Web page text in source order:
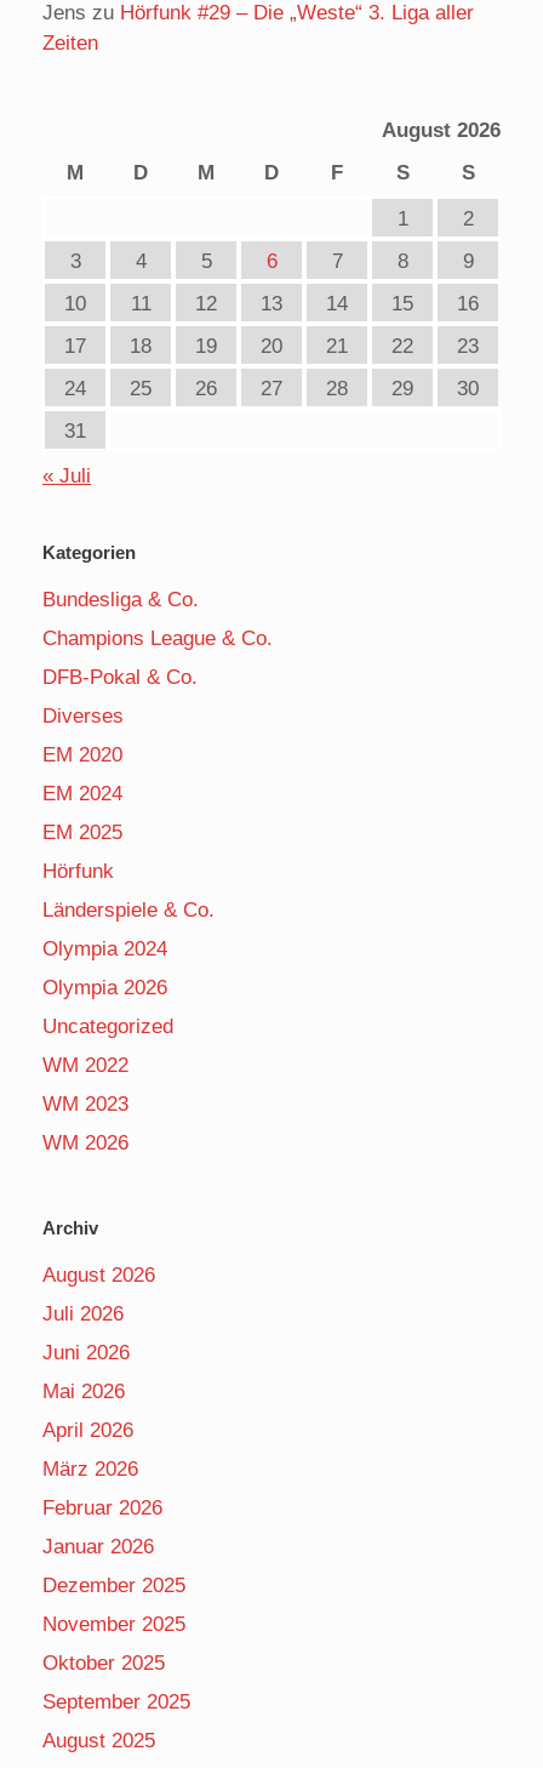
Jens zu Hörfunk #29 – Die „Weste“ 3. Liga aller
Zeiten
August 2026
M
D M D F S
S
1
2
3
4 5 6 7 8
9
10
11 12 13 14 15
16
17
18 19 20 21 22
23
24
25 26 27 28 29
30
31
« Juli
Kategorien
Bundesliga & Co.
Champions League & Co.
DFB-Pokal & Co.
Diverses
EM 2020
EM 2024
EM 2025
Hörfunk
Länderspiele & Co.
Olympia 2024
Olympia 2026
Uncategorized
WM 2022
WM 2023
WM 2026
Archiv
August 2026
Juli 2026
Juni 2026
Mai 2026
April 2026
März 2026
Februar 2026
Januar 2026
Dezember 2025
November 2025
Oktober 2025
September 2025
August 2025